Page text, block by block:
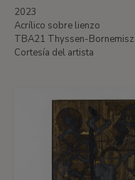
2023
Acrílico sobre lienzo
TBA21 Thyssen-
Cortesía del artista